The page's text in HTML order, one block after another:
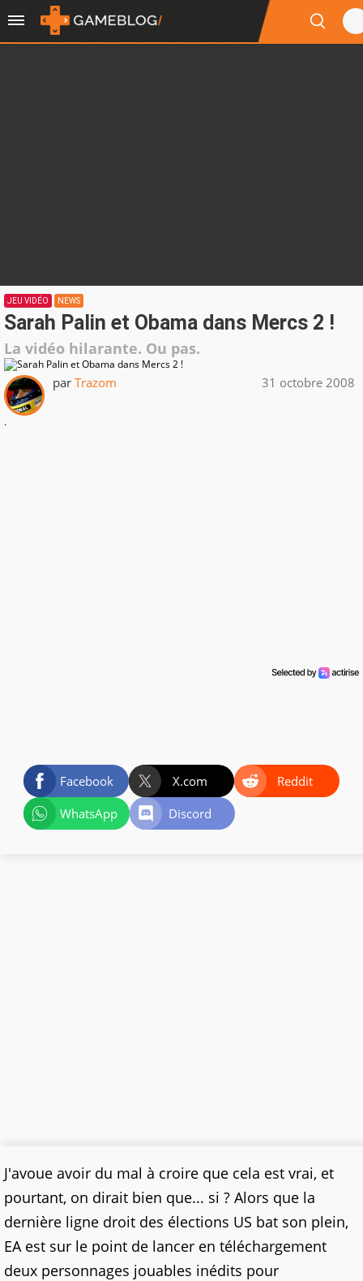
JEU VIDÉO NEWS
Sarah Palin et Obama dans Mercs 2 !
La vidéo hilarante. Ou pas.
par Trazom 31 octobre 2008
.
Facebook X.com
Reddit
WhatsApp
Discord
J'avoue avoir du mal à croire que cela est vrai, et
pourtant, on dirait bien que... si ? Alors que la
dernière ligne droit des élections US bat son plein,
EA est sur le point de lancer en téléchargement
deux personnages jouables inédits pour